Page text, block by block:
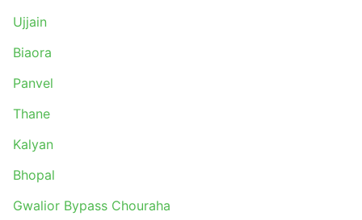
Ujjain
Biaora
Panvel
Thane
Kalyan
Bhopal
Gwalior Bypass Chouraha